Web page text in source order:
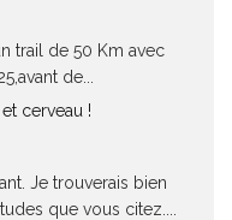
trail de 50 Km avec
de...
cerveau !
Je trouverais bien
que vous citez....